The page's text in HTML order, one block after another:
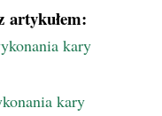
artykułem:
kary
kary